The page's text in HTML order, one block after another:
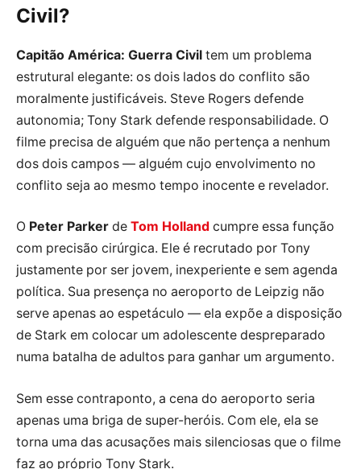
Civil?
Capitão América: Guerra Civil tem um problema
estrutural elegante: os dois lados do conflito são
moralmente justificáveis. Steve Rogers defende
autonomia; Tony Stark defende responsabilidade. O
filme precisa de alguém que não pertença a nenhum
dos dois campos — alguém cujo envolvimento no
conflito seja ao mesmo tempo inocente e revelador.
O Peter Parker de Tom Holland cumpre essa função
com precisão cirúrgica. Ele é recrutado por Tony
justamente por ser jovem, inexperiente e sem agenda
política. Sua presença no aeroporto de Leipzig não
serve apenas ao espetáculo — ela expõe a disposição
de Stark em colocar um adolescente despreparado
numa batalha de adultos para ganhar um argumento.
Sem esse contraponto, a cena do aeroporto seria
apenas uma briga de super-heróis. Com ele, ela se
torna uma das acusações mais silenciosas que o filme
faz ao próprio Tony Stark.